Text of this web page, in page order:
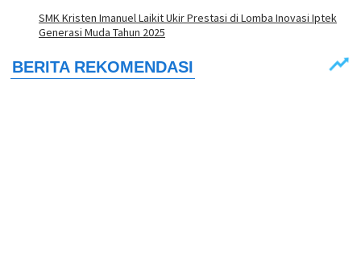
SMK Kristen Imanuel Laikit Ukir Prestasi di Lomba Inovasi Iptek
Generasi Muda Tahun 2025